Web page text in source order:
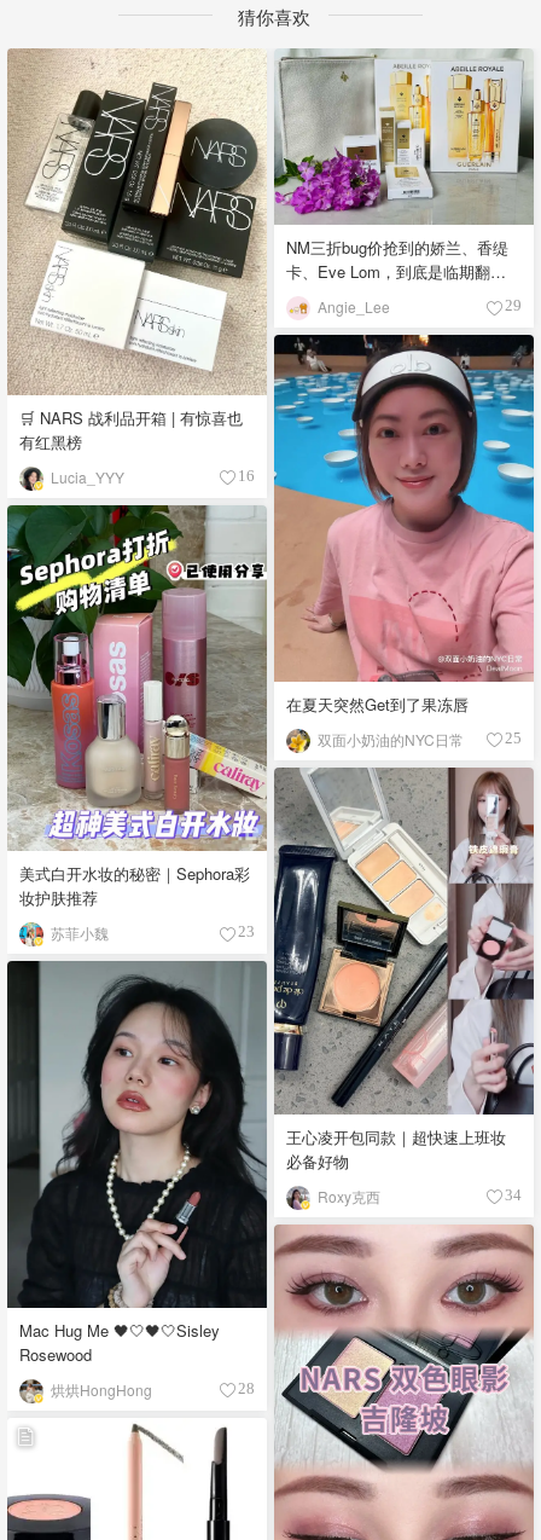
猜你喜欢
🛒 NARS 战利品开箱 | 有惊喜也
有红黑榜
Lucia_YYY 16
NM三折bug价抢到的娇兰、香缇
卡、Eve Lom，到底是临期翻车
还是真香现场？
Angie_Lee 29
在夏天突然Get到了果冻唇
双面小奶油的NYC日常 25
美式白开水妆的秘密｜Sephora彩
妆护肤推荐
苏菲小魏 23
王心凌开包同款｜超快速上班妆
必备好物
Roxy克西 34
Mac Hug Me 🖤🤍🖤🤍Sisley
Rosewood
烘烘HongHong 28